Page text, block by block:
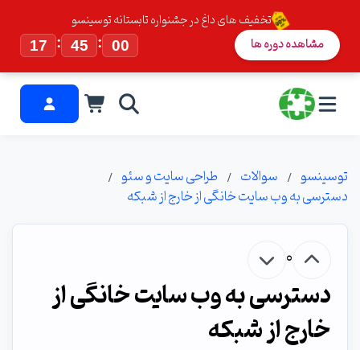
تخفیف های داغ در جشنواره تابستانه توسینسو
17
: 44 : 59 مشاهده دوره ها
توسینسو سوالات
طراحی سایت و سئو
دسترسی به وب سایت خانگی از خارج از شبکه
0
دسترسی به وب سایت خانگی از
خارج از شبکه